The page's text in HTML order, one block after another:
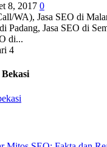
8, 2017 0
WA), Jasa SEO di
Padang, Jasa SEO di
di...
4